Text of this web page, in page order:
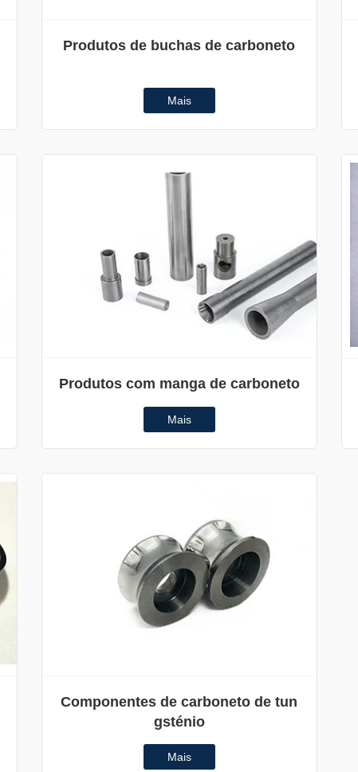
Produtos de buchas de carboneto
Mais
Produtos com manga de carboneto
Mais
Componentes de carboneto de tun
gsténio
Mais